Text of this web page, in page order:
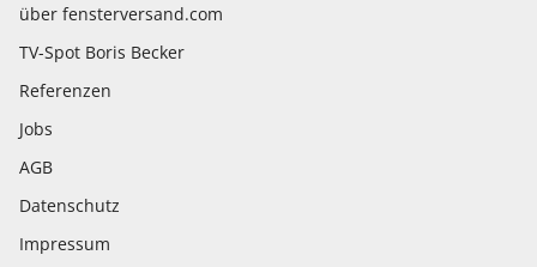
über fensterversand.com
TV-Spot Boris Becker
Referenzen
Jobs
AGB
Datenschutz
Impressum